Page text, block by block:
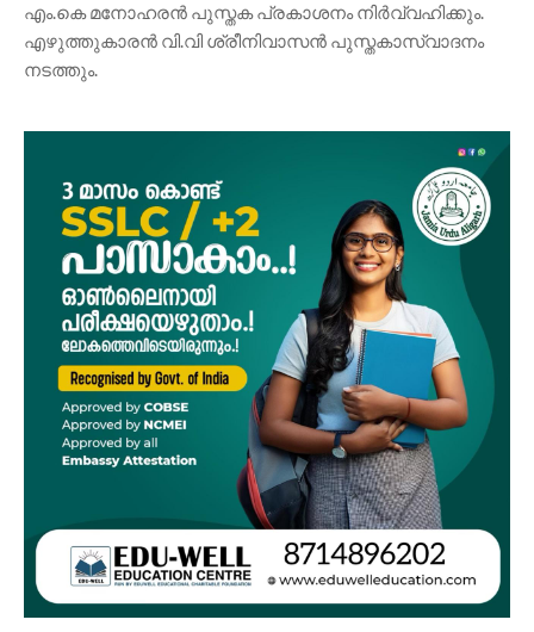
എം.കെ മനോഹരൻ പുസ്തക പ്രകാശനം നിർവ്വഹിക്കും.
എഴുത്തുകാരൻ വി.വി ശ്രീനിവാസൻ പുസ്തകാസ്വാദനം
നടത്തും.